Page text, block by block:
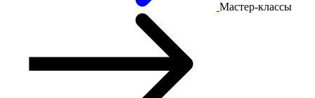
Мастер-классы